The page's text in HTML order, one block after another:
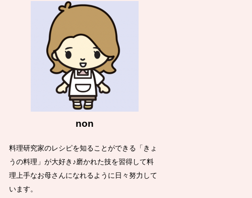
non
料理研究家のレシピを知ることができる「きょ
うの料理」が大好き♪磨かれた技を習得して料
理上手なお母さんになれるように日々努力して
います。